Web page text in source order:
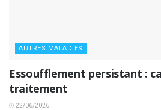
AUTRES MALADIES
Essoufflement persistant :
traitement
22/06/2026